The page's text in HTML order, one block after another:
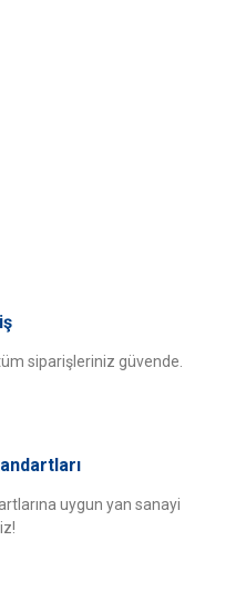
siparişleriniz güvende.
uygun yan sanayi